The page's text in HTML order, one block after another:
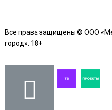
Все права защищены © ООО
город». 18+